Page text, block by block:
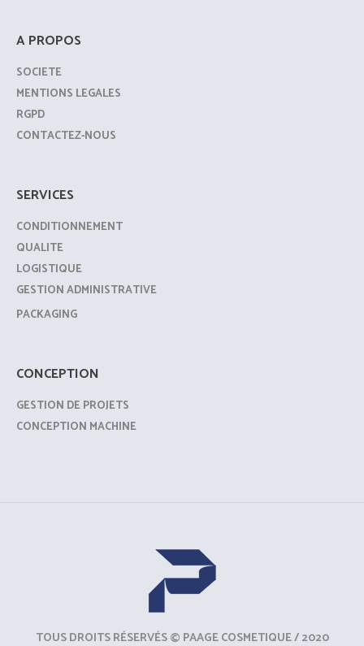
A PROPOS
SOCIETE
MENTIONS LEGALES
RGPD
CONTACTEZ-NOUS
SERVICES
CONDITIONNEMENT
QUALITE
LOGISTIQUE
GESTION ADMINISTRATIVE
PACKAGING
CONCEPTION
GESTION DE PROJETS
CONCEPTION MACHINE
TOUS DROITS RÉSERVÉS © PAAGE COSMETIQUE / 2020